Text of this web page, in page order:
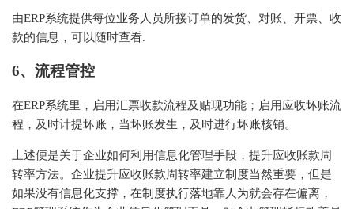
由ERP系统提供每位业务人员所接订单的发货、对账、开票、收
款的信息，可以随时查看.
6、流程管控
在ERP系统里，启用汇票收款流程及贴现功能；启用应收坏账流
程，及时计提坏账，当坏账发生，及时进行坏账核销。
上述便是关于企业如何利用信息化管理手段，提升应收账款周
转率方法。企业提升应收账款周转率建立制度当然重要，但是
如果没有信息化支撑，在制度执行落地靠人为就会存在偏离，